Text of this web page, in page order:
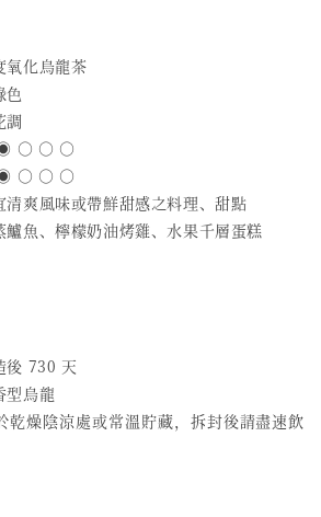
氧化烏龍茶
色
調
◉ ○ ○ ○
◉ ○ ○ ○
爽風味或帶鮮甜感之料理、甜點
魚、檸檬奶油烤雞、水果千層蛋糕
後 730 天
型烏龍
乾燥陰涼處或常溫貯藏，拆封後請盡速飲